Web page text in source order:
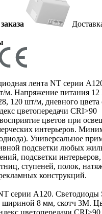
лента NT серии
м. Напряжение питания 12
120 шт/м, дневного цвета
цветопередачи CRI>90
цветов при
интерьеров.
Универсальное
подсветки любых
подсветки интерьеров,
ступеней, полок,
конструкций.
серии A120. Светодиоды
шириной 8 мм, скотч 3M.